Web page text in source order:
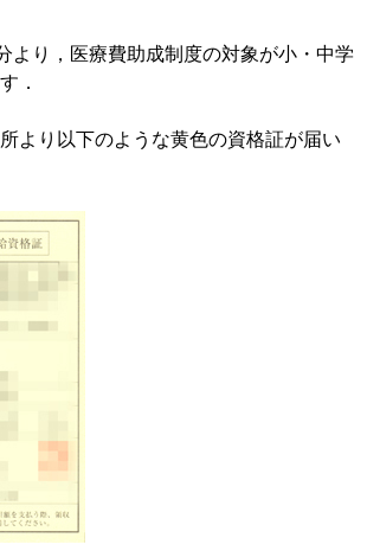
より，医療費助成制度の対象が小・中学
．
より以下のような黄色の資格証が届い